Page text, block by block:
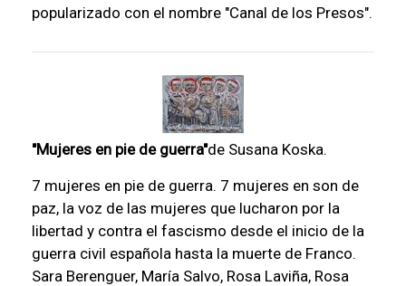
popularizado con el nombre "Canal de los Presos".
"Mujeres en pie de guerra"de Susana Koska.
7 mujeres en pie de guerra. 7 mujeres en son de
paz, la voz de las mujeres que lucharon por la
libertad y contra el fascismo desde el inicio de la
guerra civil española hasta la muerte de Franco.
Sara Berenguer, María Salvo, Rosa Laviña, Rosa